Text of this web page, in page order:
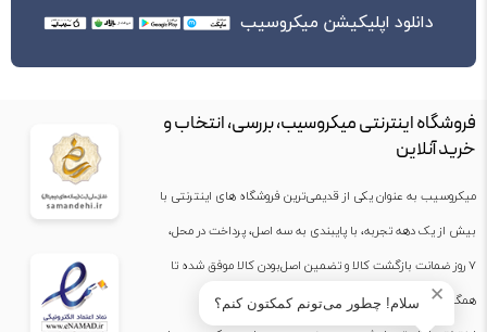
دانلود اپلیکیشن میکروسیب
فروشگاه اینترنتی میکروسیب، بررسی، انتخاب و
خرید آنلاین
میکروسیب به عنوان یکی از قدیمی‌ترین فروشگاه های اینترنتی با
بیش از یک دهه تجربه، با پایبندی به سه اصل، پرداخت در محل،
۷ روز ضمانت بازگشت کالا و تضمین اصل‌بودن کالا موفق شده تا
همگام با فروشگاه‌های معتبر جهان، به بزرگ‌ترین فروشگاه
✕ سلام! چطور می‌تونم کمکتون کنم؟